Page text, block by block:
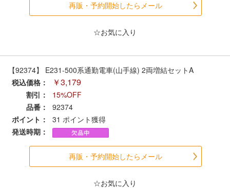
関西
九州・沖縄
お役立ち情報
鉄道模型の情報
メルマガ登録
再販・予約開始したらメール
☆お気に入り
【92374】 E231-500系通勤電車(山手線) 2両増結セットA
税込価格：
￥3,179
割引：
15%OFF
品番：
92374
ポイント：
31 ポイント獲得
発送時期：
再販・予約開始したらメール
☆お気に入り